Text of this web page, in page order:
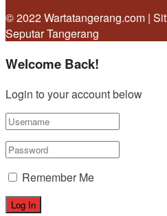
© 2022 Wartatangerang.com |
Seputar Tangerang
Welcome Back!
Login to your account below
Remember Me